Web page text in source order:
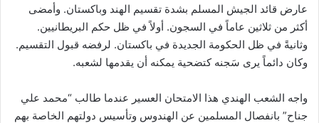
عارض قائد الجيش المسلم بشدة تقسيم الهند وباكستان. وأمضى
أكثر من ثلاثين عاماً في السجون. أولاً في ظل حكم البريطانيين.
وثانيةً في ظل الحكومة الجديدة في باكستان. لرفضه قبول التقسيم.
وكان دائماً يرى سَجنه كتضحية يمكنه أن يقدمها لشعبه.
واجه الشعب الهندي هذا الامتحان العسير عندما طالب “محمد علي
جناح” بانفصال المسلمين عن الهندوس وتأسيس دولتهم الخاصة بهم